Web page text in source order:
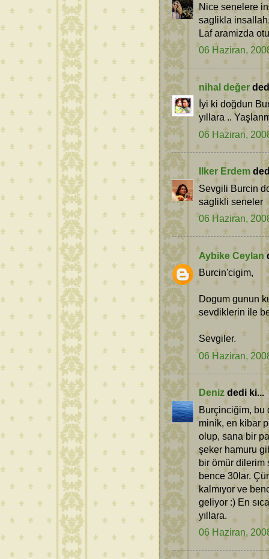
Nice senelere
saglikla
Laf aramizda
06 Haziran,
nihal değer
İyi ki doğdun
yıllara ..
06 Haziran,
Ilker Erdem
Sevgili Burcin
saglikli seneler
06 Haziran,
Aybike Ceylan
Burcin'cigim,
Dogum gunun
sevdiklerin ile
Sevgiler.
06 Haziran,
Deniz dedi ki...
Burçinciğim, bu
minik, en kibar
olup, sana bir
şeker hamuru
bir ömür dilerim
bence 30lar.
kalmıyor ve
geliyor :) En
yıllara.
06 Haziran,